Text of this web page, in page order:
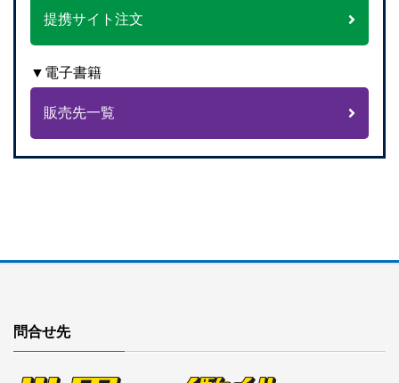
提携サイト注文
▼電子書籍
販売先一覧
問合せ先